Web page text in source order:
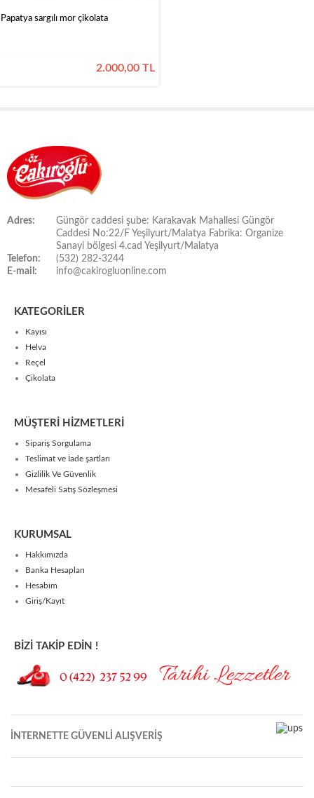
Papatya sargılı mor çikolata
2.000,00 TL
Adres:
Güngör caddesi şube: Karakavak Mahallesi Güngör
Caddesi No:22/F Yeşilyurt/Malatya Fabrika: Organize
Sanayi bölgesi 4.cad Yeşilyurt/Malatya
Telefon:
(532) 282-3244
E-mail:
info@cakirogluonline.com
KATEGORİLER
Kayısı
Helva
Reçel
Çikolata
MÜŞTERİ HİZMETLERİ
Sipariş Sorgulama
Teslimat ve İade şartları
Gizlilik Ve Güvenlik
Mesafeli Satış Sözleşmesi
KURUMSAL
Hakkımızda
Banka Hesapları
Hesabım
Giriş/Kayıt
BİZİ TAKİP EDİN !
İNTERNETTE GÜVENLİ ALIŞVERİŞ